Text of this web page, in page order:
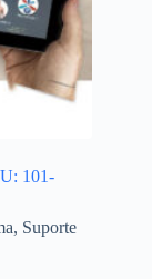
101-
, Suporte